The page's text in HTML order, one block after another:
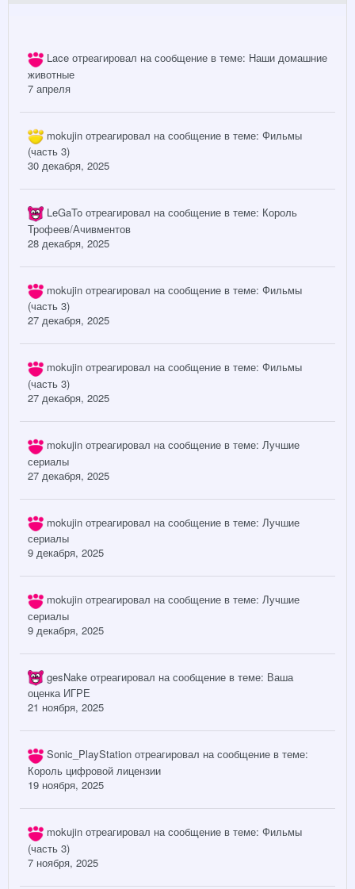
Lace отреагировал на сообщение в теме: Наши домашние
животные
7 апреля
mokujin отреагировал на сообщение в теме: Фильмы
(часть 3)
30 декабря, 2025
LeGaTo отреагировал на сообщение в теме: Король
Трофеев/Ачивментов
28 декабря, 2025
mokujin отреагировал на сообщение в теме: Фильмы
(часть 3)
27 декабря, 2025
mokujin отреагировал на сообщение в теме: Фильмы
(часть 3)
27 декабря, 2025
mokujin отреагировал на сообщение в теме: Лучшие
сериалы
27 декабря, 2025
mokujin отреагировал на сообщение в теме: Лучшие
сериалы
9 декабря, 2025
mokujin отреагировал на сообщение в теме: Лучшие
сериалы
9 декабря, 2025
gesNake отреагировал на сообщение в теме: Ваша
оценка ИГРЕ
21 ноября, 2025
Sonic_PlayStation отреагировал на сообщение в теме:
Король цифровой лицензии
19 ноября, 2025
mokujin отреагировал на сообщение в теме: Фильмы
(часть 3)
7 ноября, 2025